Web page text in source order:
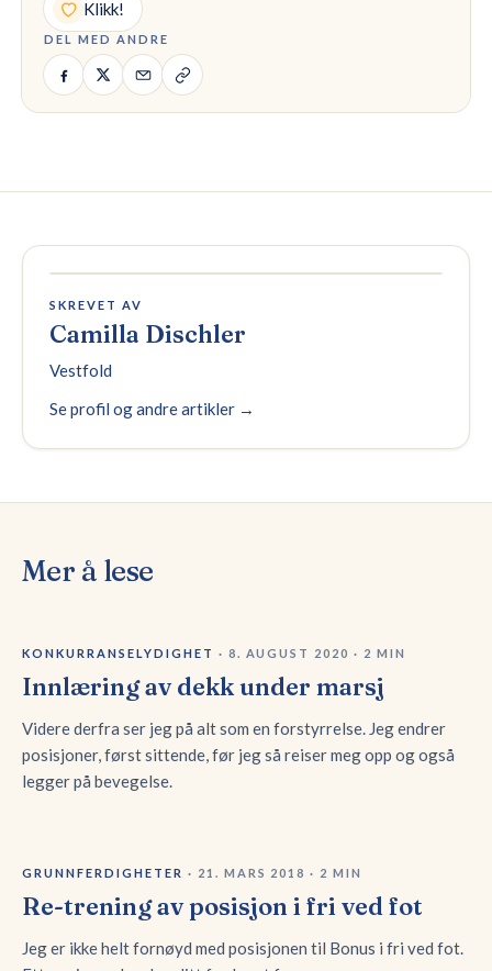
Klikk!
DEL MED ANDRE
SKREVET AV
Camilla Dischler
Vestfold
Se profil og andre artikler →
Mer å lese
KONKURRANSELYDIGHET · 8. AUGUST 2020 · 2 MIN
Innlæring av dekk under marsj
Videre derfra ser jeg på alt som en forstyrrelse. Jeg endrer
posisjoner, først sittende, før jeg så reiser meg opp og også
legger på bevegelse.
GRUNNFERDIGHETER · 21. MARS 2018 · 2 MIN
Re-trening av posisjon i fri ved fot
Jeg er ikke helt fornøyd med posisjonen til Bonus i fri ved fot.